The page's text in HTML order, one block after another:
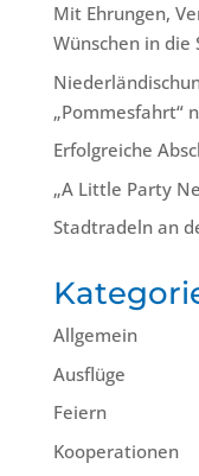
Mit Ehrungen,
Wünschen in
„Pommesfahrt“
Erfolgreiche
„A Little Party
Stadtradeln an
Allgemein
Ausflüge
Feiern
Kooperationen